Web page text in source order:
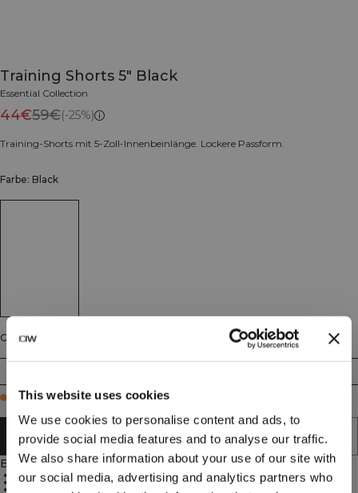
This website uses cookies
We use cookies to personalise content and ads, to
provide social media features and to analyse our traffic.
We also share information about your use of our site with
our social media, advertising and analytics partners who
Training Shorts 5" Black
Essential Collection
44€59€(-25%)
Training-Shorts mit 5-Zoll-Innenbeinlänge. Lockere Passform.
Farbe: Black
Größe
Few in stock
IN DEN WARENKORB LEGEN
Beschreibung
5-Zoll-Innenbeinlänge
Lockere Passform
4-Wege-Stretch